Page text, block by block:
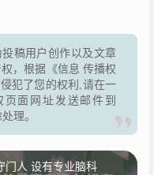
稿用户创作以及文章
，根据《信息 传播权
犯了您的权利,请在一
面网址发送邮件到
理。
门人 设有专业脑科